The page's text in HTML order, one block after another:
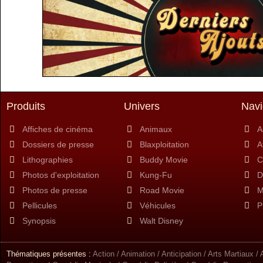
Produits
Affiches de cinéma
Dossiers de presse
Lithographies
Photos d'exploitation
Photos de presse
Pellicules
Synopsis
Univers
Animaux
Blaxploitation
Buddy Movie
Kung-Fu
Road Movie
Véhicules
Walt Disney
Thématiques présentes : Action / Animation / Anticipation / Arts Martiaux /